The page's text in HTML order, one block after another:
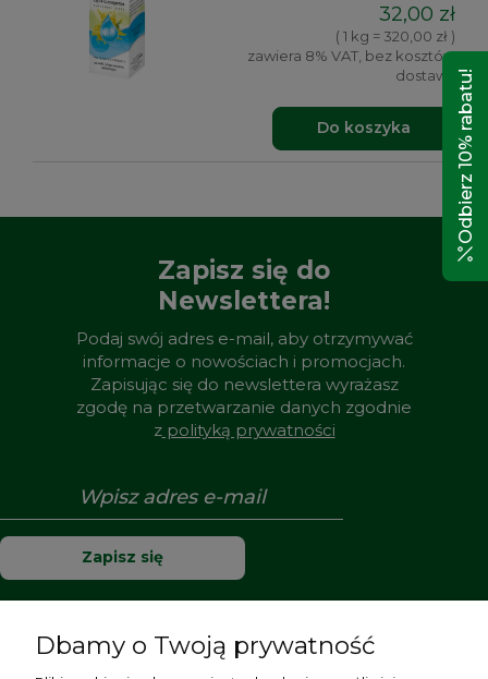
32,00 zł
( 1 kg = 320,00 zł )
zawiera 8% VAT, bez kosztów
dostawy
Do koszyka
Zapisz się do
Newslettera!
Podaj swój adres e-mail, aby otrzymywać
informacje o nowościach i promocjach.
Zapisując się do newslettera wyrażasz
zgodę na przetwarzanie danych zgodnie
zpolityką prywatności
Zapisz się
Dbamy o Twoją prywatność
Odbierz 10% rabatu!